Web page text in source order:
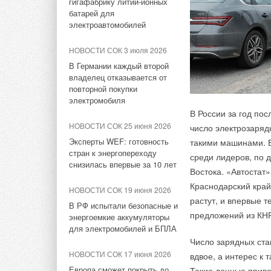
батарей для
электроавтомобилей
НОВОСТИ СОК 3 июля 2026
В Германии каждый второй
владелец отказывается от
повторной покупки
электромобиля
НОВОСТИ СОК 25 июня 2026
Эксперты WEF: готовность
стран к энергопереходу
снизилась впервые за 10 лет
НОВОСТИ СОК 19 июня 2026
В РФ испытали безопасные и
энергоемкие аккумуляторы
для электромобилей и БПЛА
НОВОСТИ СОК 17 июня 2026
В России за год
число
такими машинами.
среди лидеров, по
Востока.
Краснодарский
растут, и впервые
предложений из
Число зарядных
вдвое, а интерес к
Ostendorf
Ostendorf в России
НОВОСТИ СОК 6 октября 2014
Смотровые и ливневые
колодцы
НОВОСТИ СОК 25 сентября
2014
Компании «ЭЛСО
Энергосбыт» и «Фитингвиль»
альянс
НОВОСТИ СОК 7 августа 2026
Российский коммунальный
НОВОСТИ СОК 7 августа 2026
Хорошие новости
Остендорф Рус
которые
ассортименте
диаметрах — 32 и
В белом цвете с
представила передовой опыт
роботизации участникам
«РУСКЛИМАТ Fest 2026» в
Уфе собрал свыше 700
профи климатической
«СиСофт Девелопмент»
подвел итоги конкурса
«ТИМ-лидеры 2026»
НОВОСТИ СОК 31 июля 2026
«Русклимат» укрепляет
В рамках
состоялась
выявить
объектов
качества
За звание лучших в
в категориях: «
В зависимости от
на:
«Оптимум» —
индивидуальных
«Элит» —
бюджет, все